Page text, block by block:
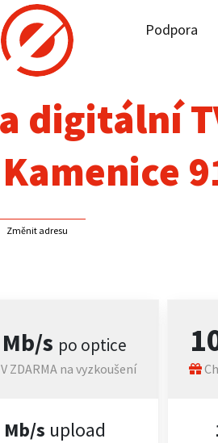
Podpora
digitální
Změnit adresu
Mb/s po optice
ZDARMA na vyzkoušení
s upload